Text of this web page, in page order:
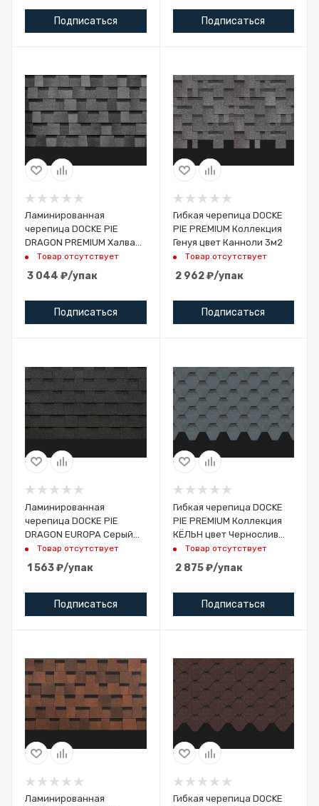
Подписаться Подписаться
Ламинированная
черепица DOCKE PIE
DRAGON PREMIUM Халва
2,38 м2
Товар отсутствует
3 044 ₽/упак
Подписаться
Гибкая черепица DOCKE
PIE PREMIUM Коллекция
Генуя цвет Канноли 3м2
Товар отсутствует
2 962₽/упак
Подписаться
Ламинированная
черепица DOCKE PIE
DRAGON EUROPA Серый
2,38 м2
Товар отсутствует
1 563₽/упак
Подписаться
Гибкая черепица DOCKE
PIE PREMIUM Коллекция
КЁЛЬН цвет Чернослив
3м2Товар отсутствует
2 875₽/упак
Подписаться
Ламинированная
Гибкая черепица DOCKE